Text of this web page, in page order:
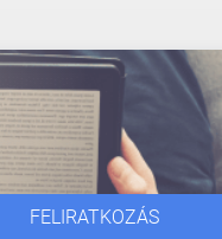
FELIRATKOZÁS